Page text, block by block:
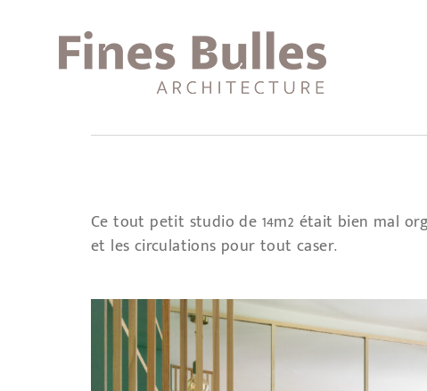
Ce tout petit studio de 14m2 était bien mal
et les circulations pour tout caser.